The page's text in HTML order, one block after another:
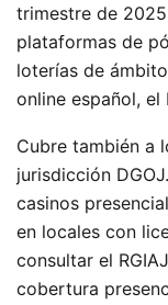
trimestre de
plataformas de
loterías de
online español,
Cubre también a
jurisdicción
casinos
en locales con
consultar el
cobertura